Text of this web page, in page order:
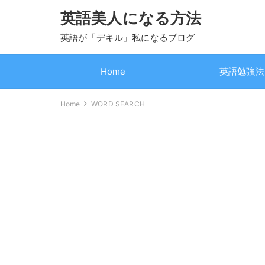
英語美人になる方法
英語が「デキル」私になるブログ
Home 英語勉強法
Home WORD SEARCH